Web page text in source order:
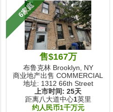
6家庭
售$167万
布鲁克林 Brooklyn, NY
商业地产出售 COMMERCIAL
地址: 1312 66th Street
上市时间: 25天
距离八大道中心1英里
约人民币1千万元